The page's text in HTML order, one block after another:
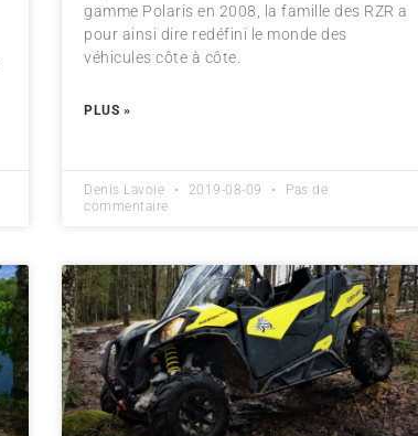
gamme Polaris en 2008, la famille des RZR a
pour ainsi dire redéfini le monde des
véhicules côte à côte.
PLUS »
Denis Lavoie 2019-08-09
Pas de
commentaire